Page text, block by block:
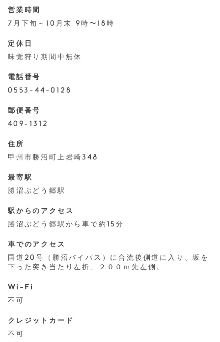
営業時間
7月下旬～10月末 9時〜18時
定休日
味覚狩り期間中無休
電話番号
0553-44-0128
郵便番号
409-1312
住所
甲州市勝沼町上岩崎348
最寄駅
勝沼ぶどう郷駅
駅からのアクセス
勝沼ぶどう郷駅から車で約15分
車でのアクセス
国道20号（勝沼バイパス）に合流後側道に入り、坂を
下った突き当たり左折、２００ｍ先左側。
Wi-Fi
不可
クレジットカード
不可